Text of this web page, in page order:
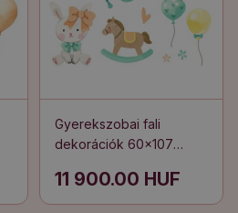
Gyerekszobai fali
dekorációk 60x107
pasztellben
11 900.00 HUF